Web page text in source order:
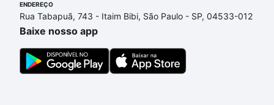
processo de compra, veja em nosso portal
custa comprar um apartamento e conte com a
gente para comprar o imóvel dos seus sonhos com
segurança e conforto. Loft, com você até as
chaves.
ENDEREÇO
Rua Tabapuã, 743 - Itaim Bibi, São Paulo - SP, 04533-012
Baixe nosso app